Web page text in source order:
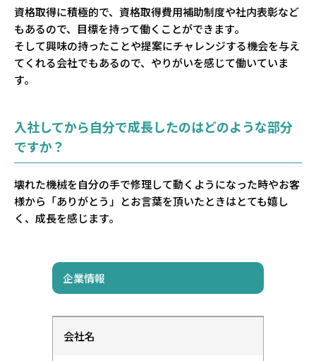
資格取得に積極的で、資格取得費用補助制度や社内表彰など
もあるので、目標を持って働くことができます。
そして興味の持ったことや提案にチャレンジする機会を与え
てくれる会社でもあるので、やりがいを感じて働いていま
す。
入社してから自分で成長したのはどのような部分
ですか？
壊れた機械を自分の手で修理して動くようになった時やお客
様から「ありがとう」とお言葉を頂いたときはとても嬉し
く、成長を感じます。
企業情報
会社名